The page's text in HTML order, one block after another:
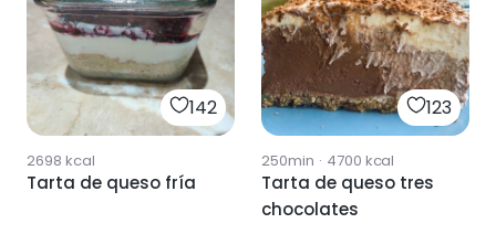
142
2698 kcal
Tarta de queso fría
123
250min · 4700 kcal
Tarta de queso tres
chocolates